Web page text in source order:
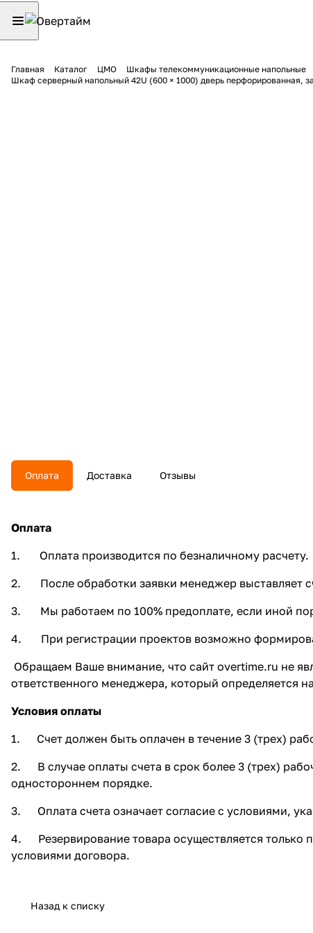
Главная Каталог ЦМО Шкафы телекоммуникационные напольные
Оплата Доставка Отзывы
Оплата
1. Оплата производится по безналичному расчету.
2. После обработки заявки менеджер выставляет
3. Мы работаем по 100% предоплате, если иной
4. При регистрации проектов возможно
Обращаем Ваше внимание, что сайт overtime.ru не
ответственного менеджера, который определяется
Условия оплаты
1. Счет должен быть оплачен в течение 3 (трех)
2. В случае оплаты счета в срок более 3 (трех)
одностороннем порядке.
3. Оплата счета означает согласие с условиями,
4. Резервирование товара осуществляется только
условиями договора.
Назад к списку